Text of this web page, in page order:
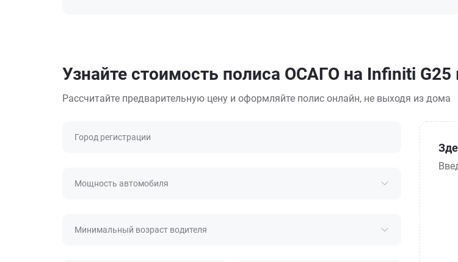
Узнайте стоимость полиса ОСАГО на Infiniti
Рассчитайте предварительную цену и оформляйте полис онлайн, не выходя из дома
Город регистрации
Мощность автомобиля
Минимальный возраст водителя